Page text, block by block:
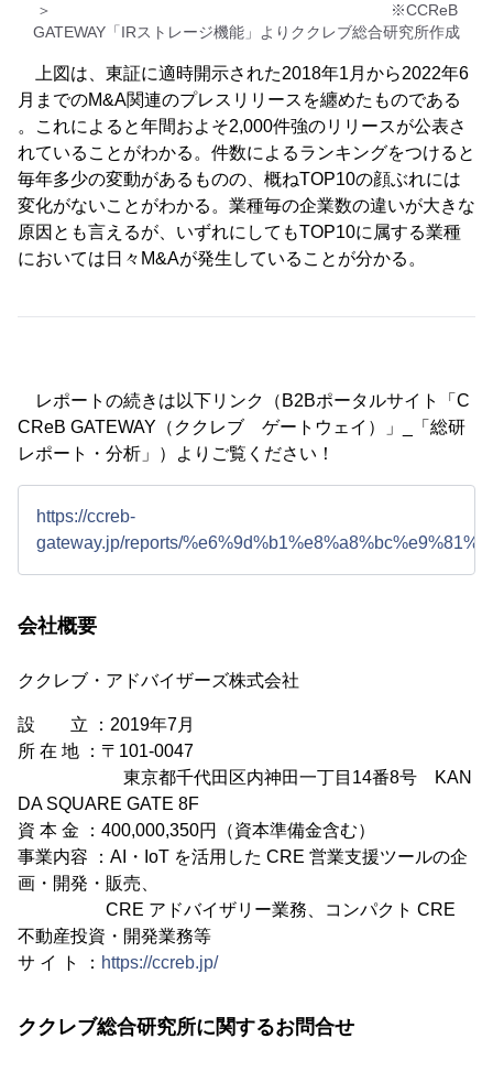
＞ ※CCReB
GATEWAY「IRストレージ機能」よりククレブ総合研究所作成
上図は、東証に適時開示された2018年1月から2022年6
月までのM&A関連のプレスリリースを纏めたものである
。これによると年間およそ2,000件強のリリースが公表さ
れていることがわかる。件数によるランキングをつけると
毎年多少の変動があるものの、概ねTOP10の顔ぶれには
変化がないことがわかる。業種毎の企業数の違いが大きな
原因とも言えるが、いずれにしてもTOP10に属する業種
においては日々M&Aが発生していることが分かる。
レポートの続きは以下リンク（B2Bポータルサイト「C
CReB GATEWAY（ククレブ ゲートウェイ）」_「総研
レポート・分析」）よりご覧ください！
https://ccreb-
gateway.jp/reports/
会社概要
ククレブ・アドバイザーズ株式会社
設 立 ：2019年7月
所 在 地 ：〒101-0047
東京都千代田区内神田一丁目14番8号 KAN
DA SQUARE GATE 8F
資 本 金 ：400,000,350円（資本準備金含む）
事業内容 ：AI・IoT を活用した CRE 営業支援ツールの企
画・開発・販売、
CRE アドバイザリー業務、コンパクト CRE
不動産投資・開発業務等
サ イ ト ： https://ccreb.jp/
ククレブ総合研究所に関するお問合せ